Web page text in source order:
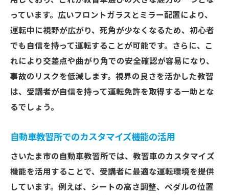
っています。広いフロントガラスとミラー配置により、
運転中に視野が広がり、死角が少なくなるため、初心者
でも自信を持って運転することが可能です。さらに、こ
れにより交差点や曲がり角での安全確認が容易になり、
事故のリスクを低減します。視界の良さを活かした教習
は、受講者が自信を持って運転免許を取得する一助とな
るでしょう。
自動車教習所でのカスタマイズ機能の活用
さいたま市の自動車教習所では、教習車のカスタマイズ
機能を活用することで、受講者に最適な運転環境を提供
しています。例えば、シートの高さ調整、ペダルの位置